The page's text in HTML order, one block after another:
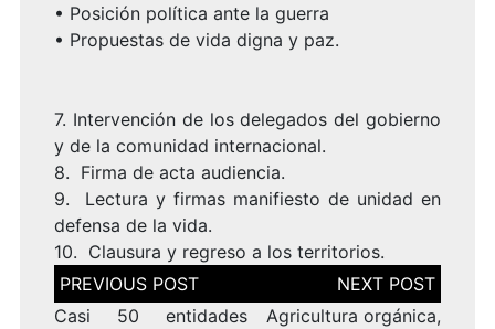
• Posición política ante la guerra
• Propuestas de vida digna y paz.
7. Intervención de los delegados del gobierno
y de la comunidad internacional.
8. Firma de acta audiencia.
9.
Lectura y firmas manifiesto de unidad en
defensa de la vida.
10. Clausura y regreso a los territorios.
Navegación
de
entradas
Casi 50 entidades
Agricultura orgánica,